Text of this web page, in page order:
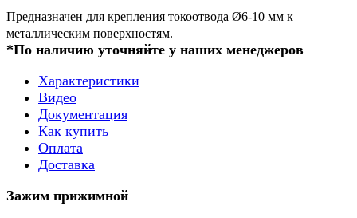
Предназначен для крепления токоотвода Ø6-10 мм к
металлическим поверхностям.
*По наличию уточняйте у наших менеджеров
Характеристики
Видео
Документация
Как купить
Оплата
Доставка
Зажим прижимной